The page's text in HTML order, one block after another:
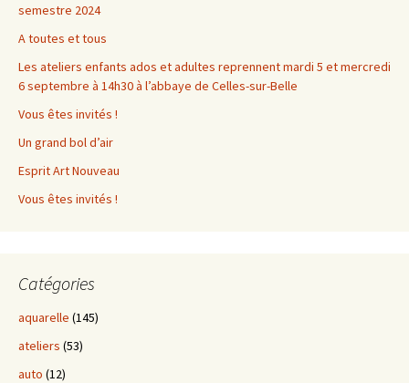
semestre 2024
A toutes et tous
Les ateliers enfants ados et adultes reprennent mardi 5 et mercredi
6 septembre à 14h30 à l’abbaye de Celles-sur-Belle
Vous êtes invités !
Un grand bol d’air
Esprit Art Nouveau
Vous êtes invités !
Catégories
aquarelle (145)
ateliers (53)
auto (12)